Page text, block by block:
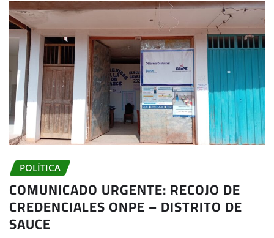
POLÍTICA
COMUNICADO URGENTE: RECOJO DE
CREDENCIALES ONPE – DISTRITO DE
SAUCE